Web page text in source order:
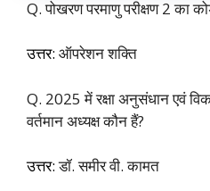
Q. पोखरण परमाणु परीक्षण 2 का
उत्तर: ऑपरेशन शक्ति
Q. 2025 में रक्षा अनुसंधान एवं
वर्तमान अध्यक्ष कौन हैं?
उत्तर:डॉ. समीर वी. कामत